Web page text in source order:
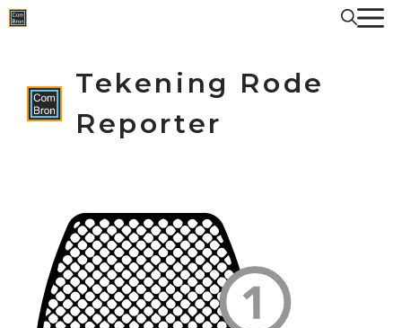
Spring
naar
Tekening Rode
Reporter